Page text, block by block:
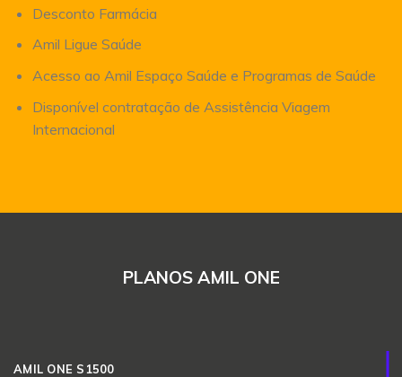
Desconto Farmácia
Amil Ligue Saúde
Acesso ao Amil Espaço Saúde e Programas de Saúde
Disponível contratação de Assistência Viagem
Internacional
PLANOS AMIL ONE
AMIL ONE S1500